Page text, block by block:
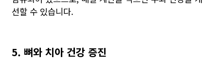
선할 수 있습니다.
5. 뼈와 치아 건강 증진